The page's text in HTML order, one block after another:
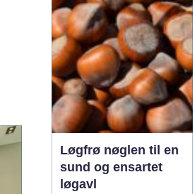
lejligheder og
parcelhuse, hvor de
langsomt breder sig fra
rum til rum. Mang...
Løgfrø nøglen til en
sund og ensartet
løgavl